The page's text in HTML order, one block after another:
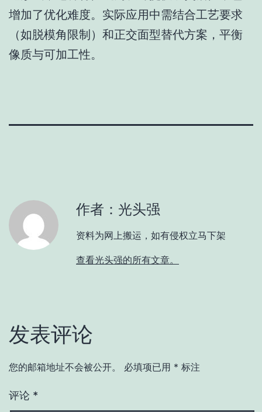
增加了优化难度。实际应用中需结合工艺要求
（如脱模角限制）和正交面型替代方案，平衡
像质与可加工性。
作者：光头强
资料为网上搬运，如有侵权立马下架
查看光头强的所有文章。
发表评论
您的邮箱地址不会被公开。 必填项已用 * 标注
评论 *